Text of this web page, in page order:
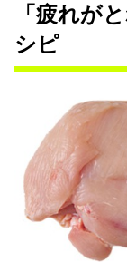
「疲れが
シピ